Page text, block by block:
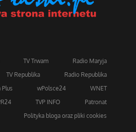
TV Trwam
Radio Maryja
TV Republika
Radio Republika
wPolsce24
WNET
TVP INFO
Patronat
Polityka bloga oraz pliki cookies